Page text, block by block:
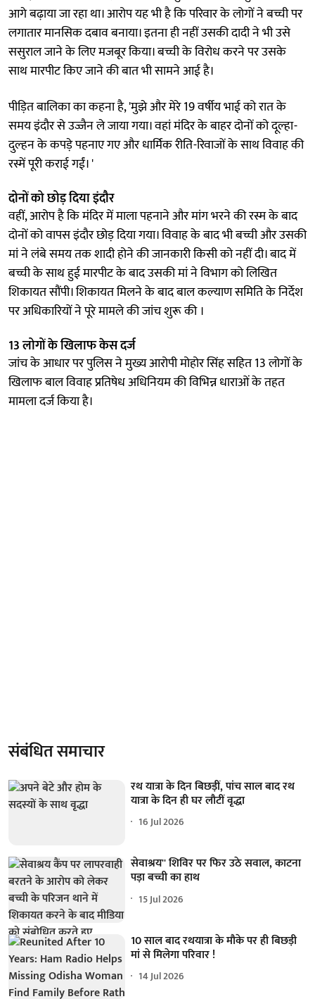
आगे बढ़ाया जा रहा था। आरोप यह भी है कि परिवार के लोगों ने बच्ची पर
लगातार मानसिक दबाव बनाया। इतना ही नहीं उसकी दादी ने भी उसे
ससुराल जाने के लिए मजबूर किया। बच्ची के विरोध करने पर उसके
साथ मारपीट किए जाने की बात भी सामने आई है।
पीड़ित बालिका का कहना है, 'मुझे और मेरे 19 वर्षीय भाई को रात के
समय इंदौर से उज्जैन ले जाया गया। वहां मंदिर के बाहर दोनों को दूल्हा-
दुल्हन के कपड़े पहनाए गए और धार्मिक रीति-रिवाजों के साथ विवाह की
रस्में पूरी कराई गईं। '
दोनों को छोड़ दिया इंदौर
वहीं, आरोप है कि मंदिर में माला पहनाने और मांग भरने की रस्म के बाद
दोनों को वापस इंदौर छोड़ दिया गया। विवाह के बाद भी बच्ची और उसकी
मां ने लंबे समय तक शादी होने की जानकारी किसी को नहीं दी। बाद में
बच्ची के साथ हुई मारपीट के बाद उसकी मां ने विभाग को लिखित
शिकायत सौंपी। शिकायत मिलने के बाद बाल कल्याण समिति के निर्देश
पर अधिकारियों ने पूरे मामले की जांच शुरू की ।
13 लोगों के खिलाफ केस दर्ज
जांच के आधार पर पुलिस ने मुख्य आरोपी मोहोर सिंह सहित 13 लोगों के
खिलाफ बाल विवाह प्रतिषेध अधिनियम की विभिन्न धाराओं के तहत
मामला दर्ज किया है।
संबंधित समाचार
रथ यात्रा के दिन बिछड़ीं, पांच साल बाद रथ
यात्रा के दिन ही घर लौटीं वृद्धा
16 Jul 2026
सेवाश्रय'' शिविर पर फिर उठे सवाल, काटना
पड़ा बच्ची का हाथ
15 Jul 2026
10 साल बाद रथयात्रा के मौके पर ही बिछड़ी
मां से मिलेगा परिवार !
14 Jul 2026